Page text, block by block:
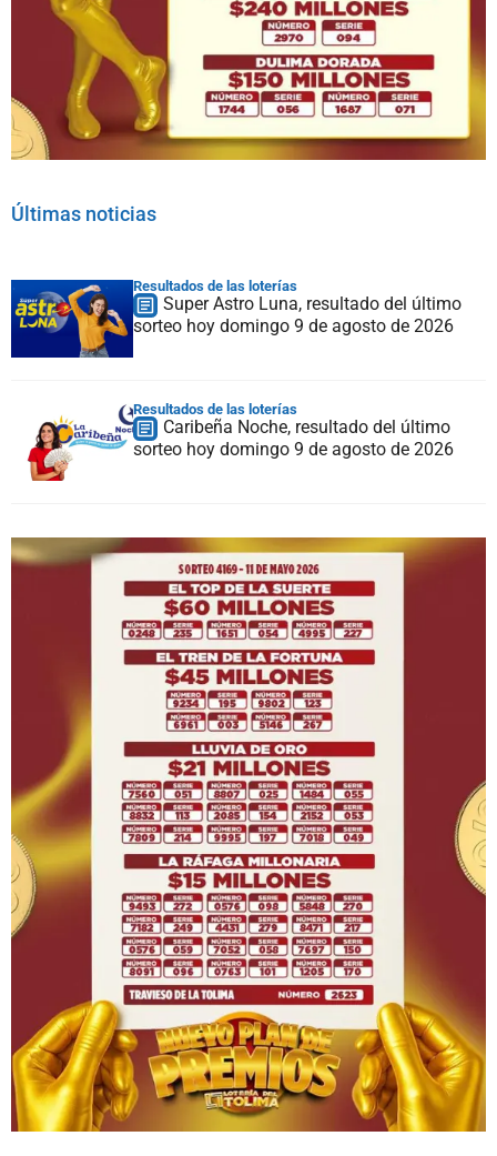
Últimas noticias
Resultados de las loterías
Super Astro Luna, resultado del último
sorteo hoy domingo 9 de agosto de 2026
Resultados de las loterías
Caribeña Noche, resultado del último
sorteo hoy domingo 9 de agosto de 2026